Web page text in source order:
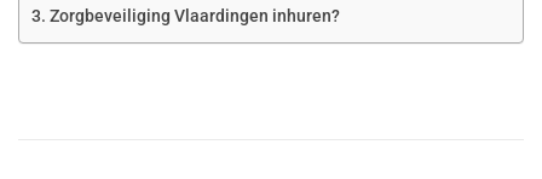
Zorgbeveiliging Vlaardingen inhuren?